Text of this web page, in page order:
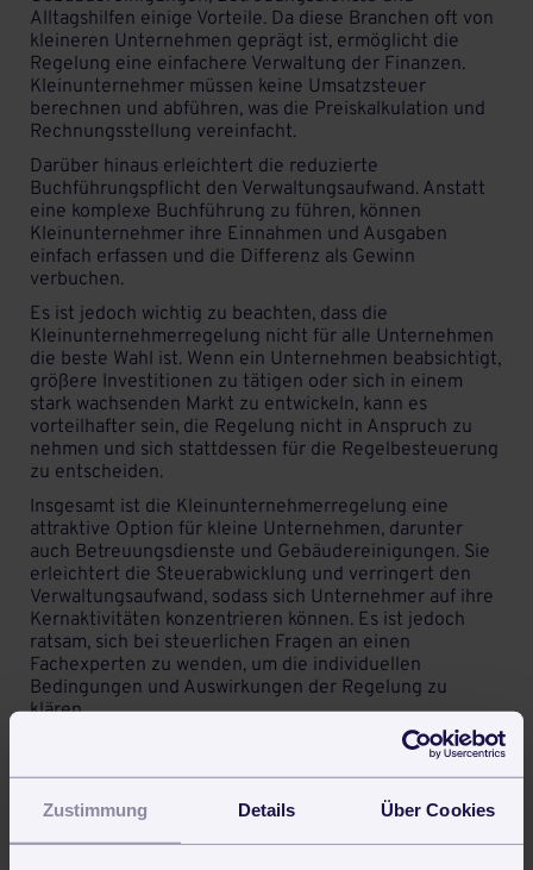
Zustimmung Details Über Cookies
Alltagshilfen einige Vorteile. Da diese Branchen oft von
kleineren Unternehmen geprägt ist, ermöglicht die
Regelung eine einfachere Verwaltung der Finanzen.
Kleinunternehmer müssen keine Umsatzsteuer
berechnen und abführen, was die Preiskalkulation und
Rechnungsstellung vereinfacht.
Darüber hinaus erleichtert die reduzierte
Buchführungspflicht den Verwaltungsaufwand. Anstatt
eine komplexe Buchführung zu führen, können
Kleinunternehmer ihre Einnahmen und Ausgaben
einfach erfassen und die Differenz als Gewinn
verbuchen.
Es ist jedoch wichtig zu beachten, dass die
Kleinunternehmerregelung nicht für alle Unternehmen
die beste Wahl ist. Wenn ein Unternehmen beabsichtigt,
größere Investitionen zu tätigen oder sich in einem
stark wachsenden Markt zu entwickeln, kann es
vorteilhafter sein, die Regelung nicht in Anspruch zu
nehmen und sich stattdessen für die Regelbesteuerung
zu entscheiden.
Insgesamt ist die Kleinunternehmerregelung eine
attraktive Option für kleine Unternehmen, darunter
auch Betreuungsdienste und Gebäudereinigungen. Sie
erleichtert die Steuerabwicklung und verringert den
Verwaltungsaufwand, sodass sich Unternehmer auf ihre
Kernaktivitäten konzentrieren können. Es ist jedoch
ratsam, sich bei steuerlichen Fragen an einen
Fachexperten zu wenden, um die individuellen
Bedingungen und Auswirkungen der Regelung zu
klären.
Zurück zum fortytools Lexikon für Fachbegriffe
Auch interessant